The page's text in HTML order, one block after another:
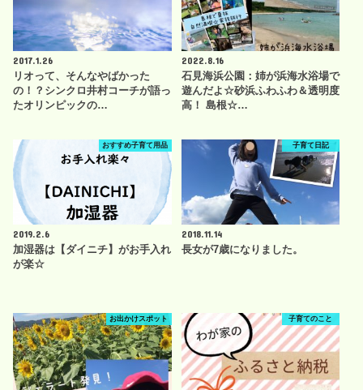
2017.1.26
リオって、そんなやばかった
の！？シンクロ井村コーチが語っ
たオリンピックの…
2022.8.16
石見海浜公園：姉が浜海水浴場で
遊んだよ☆砂浜ふわふわ＆透明度
高！ 島根☆…
おすすめ子育て用品
2019.2.6
加湿器は【ダイニチ】がお手入れ
が楽☆
子育て日記
2018.11.14
長女が7歳になりました。
お出かけスポット 子育てのこと